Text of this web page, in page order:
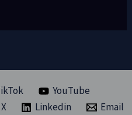
YouTube
Linkedin Email